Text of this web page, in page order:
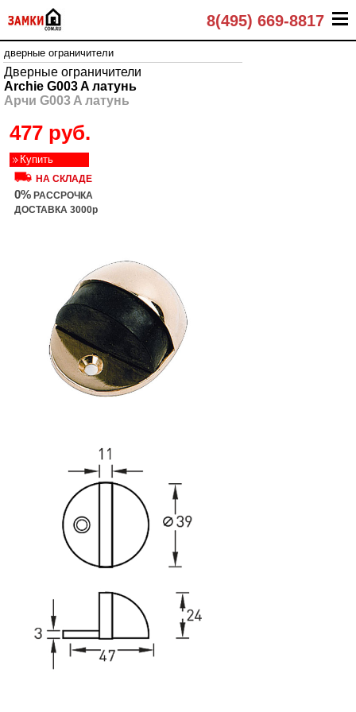
8(495) 669-8817
дверные ограничители
Дверные ограничители
Archie G003 A латунь
Арчи G003 A латунь
477 руб.
Купить
НА СКЛАДЕ
0% РАССРОЧКА
ДОСТАВКА 3000р